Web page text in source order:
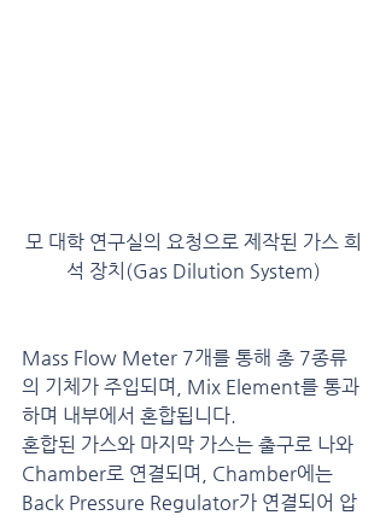
모 대학 연구실의 요청으로 제작된 가스 희
석 장치(Gas Dilution System)
Mass Flow Meter 7개를 통해 총 7종류
의 기체가 주입되며, Mix Element를 통과
하며 내부에서 혼합됩니다.
혼합된 가스와 마지막 가스는 출구로 나와
Chamber로 연결되며, Chamber에는
Back Pressure Regulator가 연결되어 압